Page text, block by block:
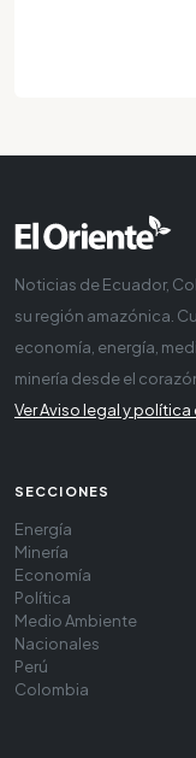
Noticias de Ecuador,
su región amazónica.
economía, energía,
minería desde el
Ver Aviso legal y
SECCIONES
Energía
Minería
Economía
Política
Medio Ambiente
Nacionales
Perú
Colombia